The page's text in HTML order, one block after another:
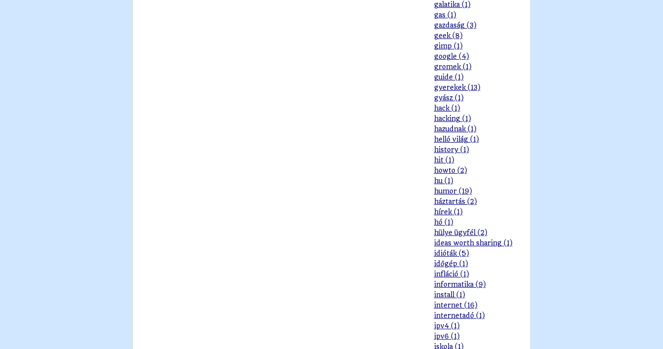
galatika (1)
gas (1)
gazdaság (3)
geek (8)
gimp (1)
google (4)
gromek (1)
guide (1)
gyerekek (13)
gyász (1)
hack (1)
hacking (1)
hazudnak (1)
helló világ (1)
history (1)
hit (1)
howto (2)
hu (1)
humor (19)
háztartás (2)
hírek (1)
hó (1)
hülye ügyfél (2)
ideas worth sharing (1)
idióták (5)
időgép (1)
infláció (1)
informatika (9)
install (1)
internet (16)
internetadó (1)
ipv4 (1)
ipv6 (1)
iskola (1)